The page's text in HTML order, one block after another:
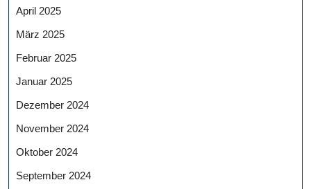
April 2025
März 2025
Februar 2025
Januar 2025
Dezember 2024
November 2024
Oktober 2024
September 2024